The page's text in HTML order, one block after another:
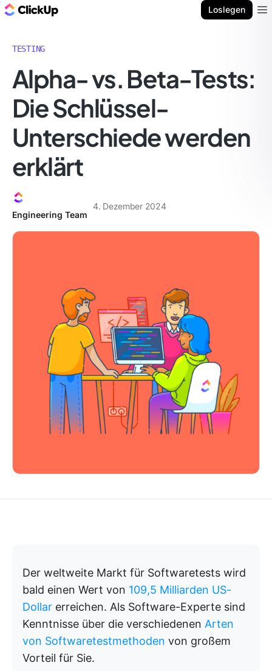
Loslegen
TESTING
Alpha- vs. Beta-Tests:
Die Schlüssel-
Unterschiede werden
erklärt
Engineering Team
4. Dezember 2024
Der weltweite Markt für Softwaretests wird
bald einen Wert von 109,5 Milliarden US-
Dollar erreichen. Als Software-Experte sind
Kenntnisse über die verschiedenen Arten
von Softwaretestmethoden von großem
Vorteil für Sie.